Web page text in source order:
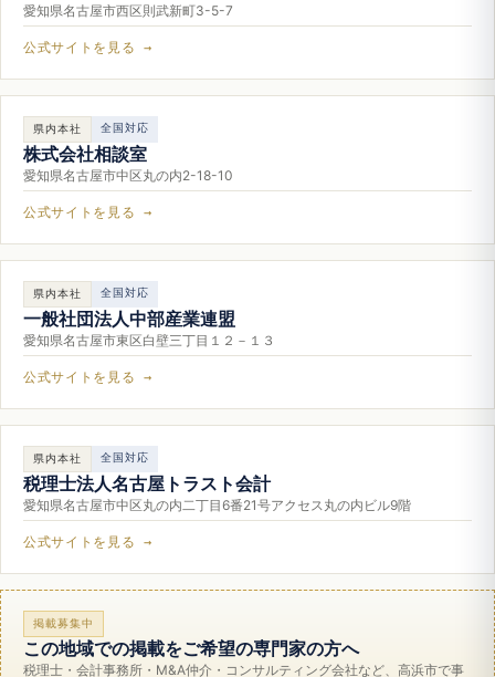
愛知県名古屋市西区則武新町3-5-7
公式サイトを見る →
県内本社 全国対応
株式会社相談室
愛知県名古屋市中区丸の内2-18-10
公式サイトを見る →
県内本社 全国対応
一般社団法人中部産業連盟
愛知県名古屋市東区白壁三丁目１２－１３
公式サイトを見る →
県内本社 全国対応
税理士法人名古屋トラスト会計
愛知県名古屋市中区丸の内二丁目6番21号アクセス丸の内ビル9階
公式サイトを見る →
掲載募集中
この地域での掲載をご希望の専門家の方へ
税理士・会計事務所・M&A仲介・コンサルティング会社など、高浜市で事